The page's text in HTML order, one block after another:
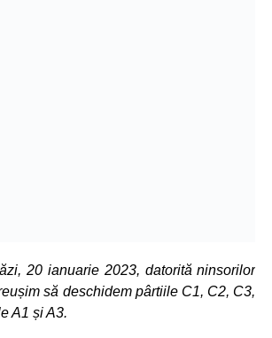
20 ianuarie 2023, datorită ninsorilor
să deschidem pârtiile C1, C2, C3,
A1 și A3.